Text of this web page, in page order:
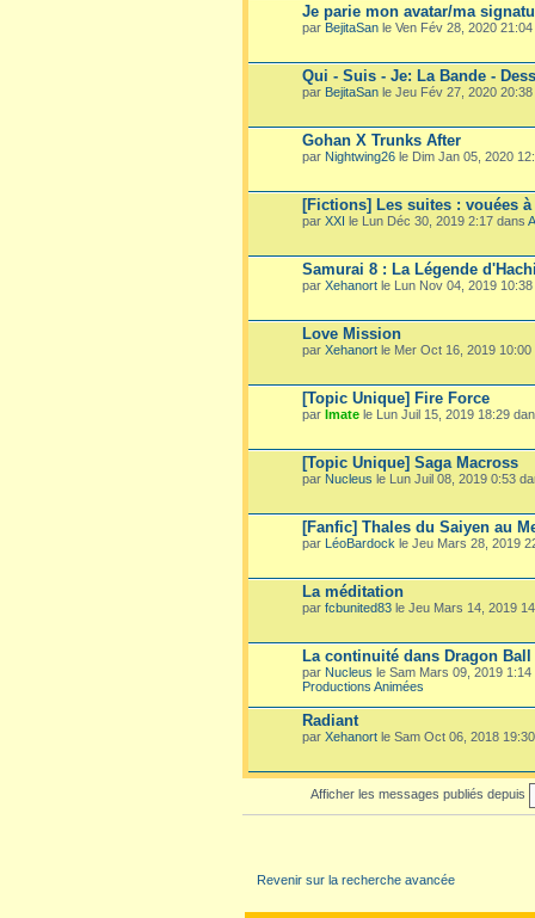
Je parie mon avatar/ma
par BejitaSan le Ven Fév 28, 2020
Qui - Suis - Je: La Bande -
par BejitaSan le Jeu Fév 27, 2020
Gohan X Trunks After
par Nightwing26 le Dim Jan 05, 2020
[Fictions] Les suites : vouées
par XXI le Lun Déc 30, 2019 2:17 dans
Samurai 8 : La Légende
par Xehanort le Lun Nov 04, 2019
Love Mission
par Xehanort le Mer Oct 16, 2019
[Topic Unique] Fire Force
par Imate le Lun Juil 15, 2019 18:29
[Topic Unique] Saga Macross
par Nucleus le Lun Juil 08, 2019 0:53
[Fanfic] Thales du Saiyen au
par LéoBardock le Jeu Mars 28, 2019
La méditation
par fcbunited83 le Jeu Mars 14, 2019
La continuité dans Dragon Ball
par Nucleus le Sam Mars 09, 2019
Productions Animées
Radiant
par Xehanort le Sam Oct 06, 2018
Afficher les messages publiés depuis
Revenir sur la recherche avancée